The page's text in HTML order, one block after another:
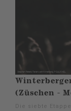
(Züschen -
Die siebte